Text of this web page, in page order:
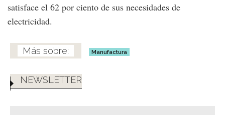
satisface el 62 por ciento de sus necesidades de
electricidad.
Manufactura
NEWSLETTER